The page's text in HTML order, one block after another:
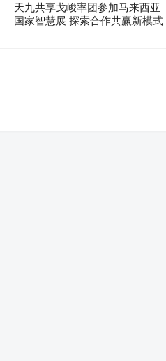
天九共享戈峻率团参加马来西亚
国家智慧展 探索合作共赢新模式